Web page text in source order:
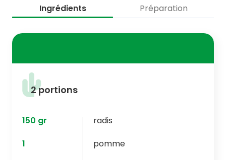
Ingrédients Préparation
2 portions
150 gr
radis
1
pomme